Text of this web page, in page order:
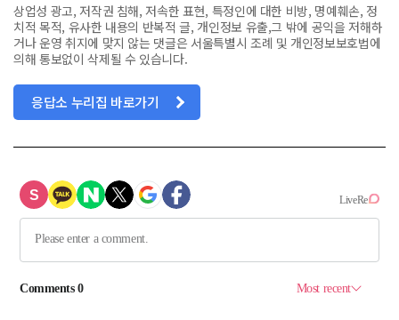
상업성 광고, 저작권 침해, 저속한 표현, 특정인에 대한 비방, 명예훼손, 정
치적 목적, 유사한 내용의 반복적 글, 개인정보 유출,그 밖에 공익을 저해하
거나 운영 취지에 맞지 않는 댓글은 서울특별시 조례 및 개인정보보호법에
의해 통보없이 삭제될 수 있습니다.
응답소 누리집 바로가기